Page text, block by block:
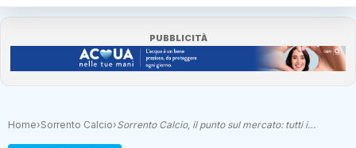
PUBBLICITÀ
Home›Sorrento Calcio›Sorrento Calcio, il punto sul mercato: tutti i…